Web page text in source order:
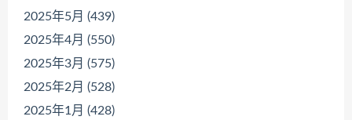
2025年5月 (439)
2025年4月 (550)
2025年3月 (575)
2025年2月 (528)
2025年1月 (428)